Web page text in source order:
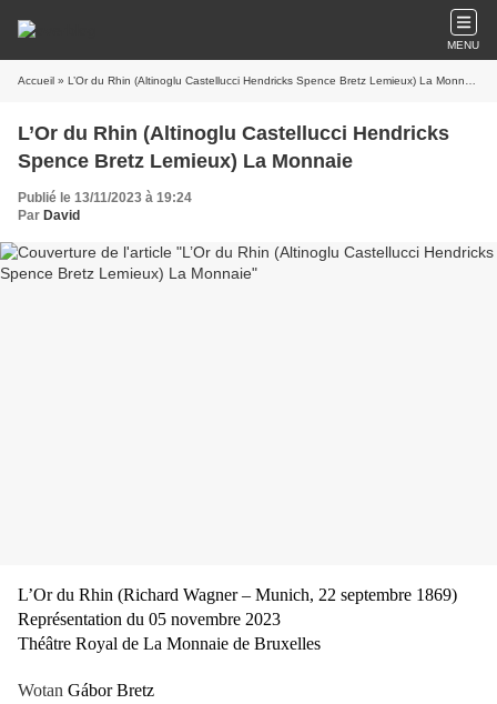
MENU
Accueil » L’Or du Rhin (Altinoglu Castellucci Hendricks Spence Bretz Lemieux) La Monnaie
L’Or du Rhin (Altinoglu Castellucci Hendricks
Spence Bretz Lemieux) La Monnaie
Publié le 13/11/2023 à 19:24
Par David
L’Or du Rhin (Richard Wagner – Munich, 22 septembre 1869)
Représentation du 05 novembre 2023
Théâtre Royal de La Monnaie de Bruxelles
Wotan Gábor Bretz